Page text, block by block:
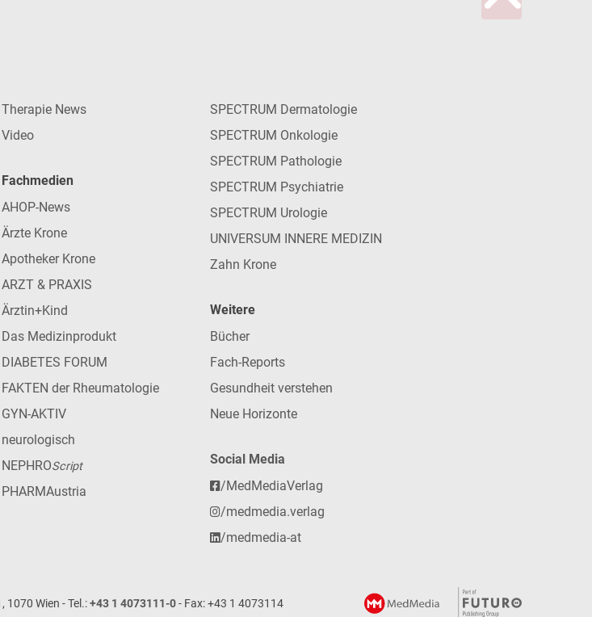
Therapie News
Video
Fachmedien
AHOP-News
Ärzte Krone
Apotheker Krone
ARZT & PRAXIS
Ärztin+Kind
Das Medizinprodukt
DIABETES FORUM
FAKTEN der Rheumatologie
GYN-AKTIV
neurologisch
NEPHROScript
PHARMAustria
SPECTRUM Dermatologie
SPECTRUM Onkologie
SPECTRUM Pathologie
SPECTRUM Psychiatrie
SPECTRUM Urologie
UNIVERSUM INNERE MEDIZIN
Zahn Krone
Weitere
Bücher
Fach-Reports
Gesundheit verstehen
Neue Horizonte
Social Media
/MedMediaVerlag
/medmedia.verlag
/medmedia-at
Wien - Tel.:+43 1 4073111-0- Fax: +43 1 4073114